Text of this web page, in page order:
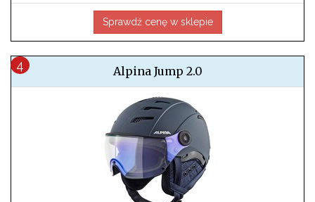
Sprawdź cenę w sklepie
Alpina Jump 2.0